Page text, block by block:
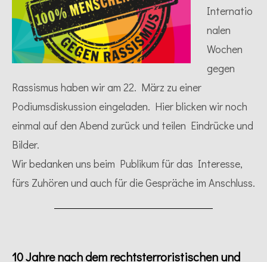
Internatio
nalen
Wochen
gegen
Rassismus haben wir am 22. März zu einer
Podiumsdiskussion eingeladen. Hier blicken wir noch
einmal auf den Abend zurück und teilen Eindrücke und
Bilder.
Wir bedanken uns beim Publikum für das Interesse,
fürs Zuhören und auch für die Gespräche im Anschluss.
10 Jahre nach dem rechtsterroristischen und